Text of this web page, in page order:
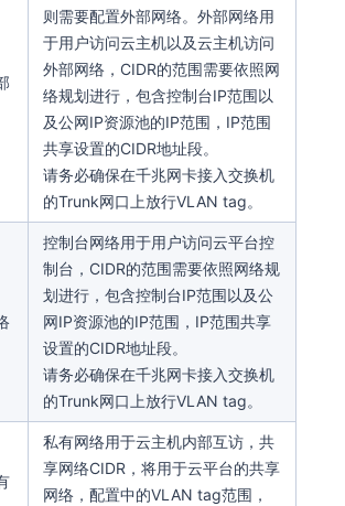
则需要配置外部网络。外部网络用
于用户访问云主机以及云主机访问
外部网络，CIDR的范围需要依照网
络规划进行，包含控制台IP范围以
及公网IP资源池的IP范围，IP范围
共享设置的CIDR地址段。
请务必确保在千兆网卡接入交换机
的Trunk网口上放行VLAN tag。
控制台网络用于用户访问云平台控
制台，CIDR的范围需要依照网络规
划进行，包含控制台IP范围以及公
网IP资源池的IP范围，IP范围共享
设置的CIDR地址段。
请务必确保在千兆网卡接入交换机
的Trunk网口上放行VLAN tag。
私有网络用于云主机内部互访，共
享网络CIDR，将用于云平台的共享
网络，配置中的VLAN tag范围，